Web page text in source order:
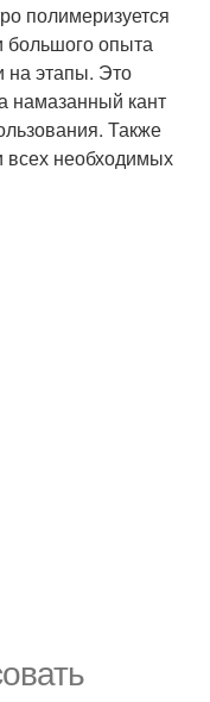
полимеризуется
большого опыта
на этапы. Это
намазанный кант
Также
всех необходимых